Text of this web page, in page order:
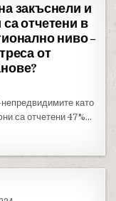
закъснели и
отчетени в
ниво –
от
като
са отчетени 47%…
И ОТМЕНЕНИ